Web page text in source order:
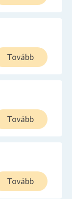
Tovább
Tovább
Tovább